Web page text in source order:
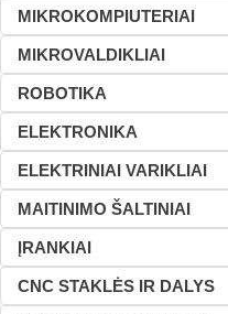
MIKROKOMPIUTERIAI
MIKROVALDIKLIAI
ROBOTIKA
ELEKTRONIKA
ELEKTRINIAI VARIKLIAI
MAITINIMO ŠALTINIAI
ĮRANKIAI
CNC STAKLĖS IR DALYS